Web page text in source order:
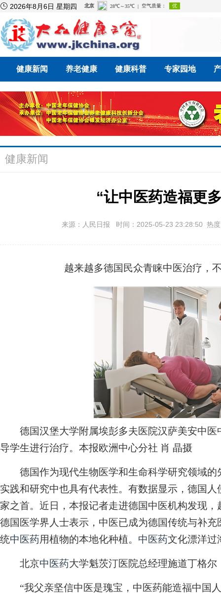
 2026年8月6日 星期四
健康新闻 养老健康 健康科普 专家园地
健康新闻
“让中医药造福更
来源：人民日报 时间：2025-05-23 23:28:50 热
越来越多德国民众青睐中医治疗
德国汉堡大学附属埃彭多夫医院汉萨美安中医
导学生进行治疗。本报欧洲中心分社 肖 晶摄
德国作为现代生物医学和生命科学研究领域的
实践和研究中也具有代表性。有数据显示，德国
家之首。近日，本报记者走进德国中医机构发现
德国医学界人士表示，中医已成为德国传统与补
统中医药用植物的本地化种植。 中医药文化漂洋过
北京中医药大学魁茨汀医院总经理施道丁格尔
“我父亲坚信中医是瑰宝，中医药能造福中国